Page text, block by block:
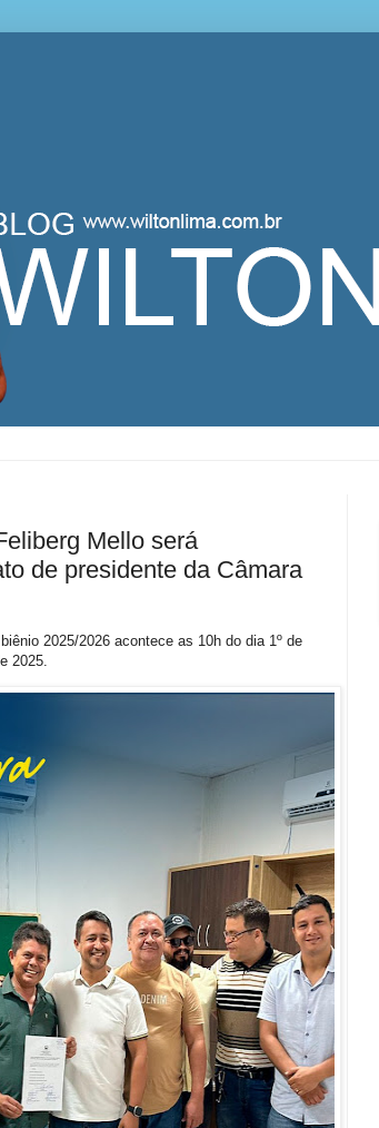
Lima
Mello será
de presidente da Câmara
2025/2026 acontece as 10h do dia 1º de
2025.